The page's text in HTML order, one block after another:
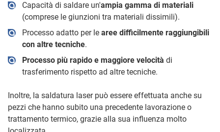
Capacità di saldare un'ampia gamma di materiali
(comprese le giunzioni tra materiali dissimili).
Processo adatto per le aree difficilmente raggiungibili
con altre tecniche.
Processo più rapido e maggiore velocità di
trasferimento rispetto ad altre tecniche.
Inoltre, la saldatura laser può essere effettuata anche su
pezzi che hanno subito una precedente lavorazione o
trattamento termico, grazie alla sua influenza molto